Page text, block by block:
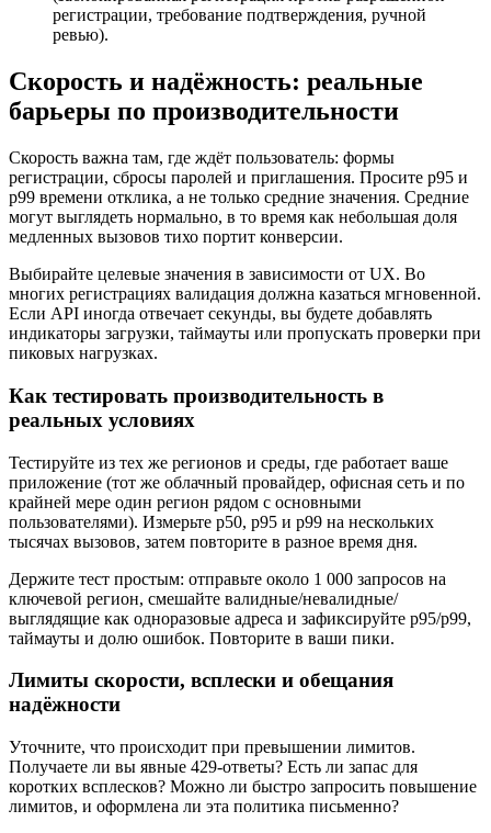
регистрации, требование подтверждения, ручной
ревью).
Скорость и надёжность: реальные
барьеры по производительности
Скорость важна там, где ждёт пользователь: формы
регистрации, сбросы паролей и приглашения. Просите p95 и
p99 времени отклика, а не только средние значения. Средние
могут выглядеть нормально, в то время как небольшая доля
медленных вызовов тихо портит конверсии.
Выбирайте целевые значения в зависимости от UX. Во
многих регистрациях валидация должна казаться мгновенной.
Если API иногда отвечает секунды, вы будете добавлять
индикаторы загрузки, таймауты или пропускать проверки при
пиковых нагрузках.
Как тестировать производительность в
реальных условиях
Тестируйте из тех же регионов и среды, где работает ваше
приложение (тот же облачный провайдер, офисная сеть и по
крайней мере один регион рядом с основными
пользователями). Измерьте p50, p95 и p99 на нескольких
тысячах вызовов, затем повторите в разное время дня.
Держите тест простым: отправьте около 1 000 запросов на
ключевой регион, смешайте валидные/невалидные/
выглядящие как одноразовые адреса и зафиксируйте p95/p99,
таймауты и долю ошибок. Повторите в ваши пики.
Лимиты скорости, всплески и обещания
надёжности
Уточните, что происходит при превышении лимитов.
Получаете ли вы явные 429‑ответы? Есть ли запас для
коротких всплесков? Можно ли быстро запросить повышение
лимитов, и оформлена ли эта политика письменно?